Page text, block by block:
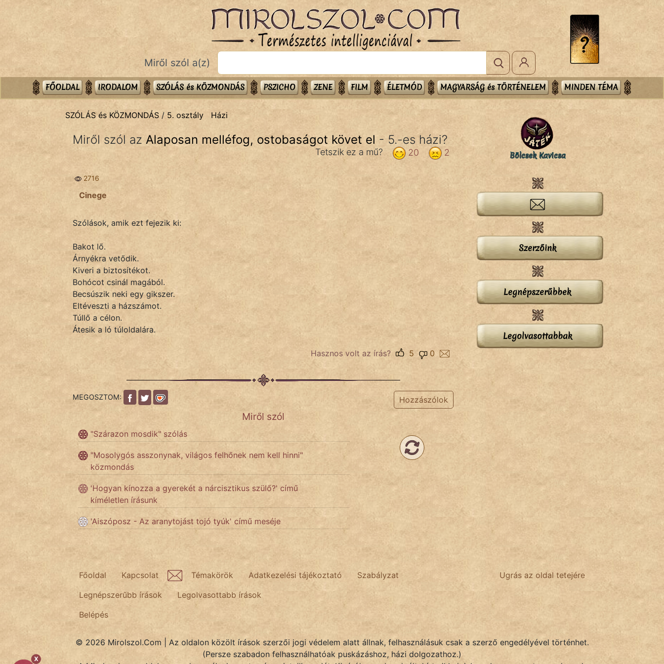
X
Bibliai
Közmondások
Szóláscsoportok
És
KÖZMONDÁS
Népszerű szerzőink:
Miről szól a(z)
FŐOLDAL IRODALOM SZÓLÁS és KÖZMONDÁS PSZICHO ZENE FILM ÉLETMÓD MAGYARSÁG és TÖRTÉNELEM MINDEN TÉMA
SZÓLÁS és KÖZMONDÁS / 5. osztály Házi
Miről szól az Alaposan melléfog, ostobaságot követ el - 5.-es házi?
2
20
Tetszik ez a mű?
2716
Cinege
Szólások, amik ezt fejezik ki:
Bakot lő.
Árnyékra vetődik.
Kiveri a biztosítékot.
Bohócot csinál magából.
Becsúszik neki egy gikszer.
Eltéveszti a házszámot.
Túllő a célon.
Átesik a ló túloldalára.
Hasznos volt az írás? 0
5
MEGOSZTOM: Hozzászólok
Miről szól
"Szárazon mosdik" szólás
"Mosolygós asszonynak, világos felhőnek nem kell hinni"
közmondás
'Hogyan kínozza a gyerekét a nárcisztikus szülő?' című
kíméletlen írásunk
'Aiszóposz - Az aranytojást tojó tyúk' című meséje
Bölcsek Kavicsa
Szerzőink
Legnépszerűbbek
Legolvasottabbak
Ugrás az oldal tetejére
Főoldal Kapcsolat Témakörök Adatkezelési tájékoztató
Szabályzat
Legnépszerűbb írások
Legolvasottabb írások
Belépés
© 2026 Mirolszol.Com | Az oldalon közölt írások szerzői jogi védelem alatt állnak, felhasználásuk csak a szerző engedélyével történhet.
(Persze szabadon felhasználhatóak puskázáshoz, házi dolgozathoz.)